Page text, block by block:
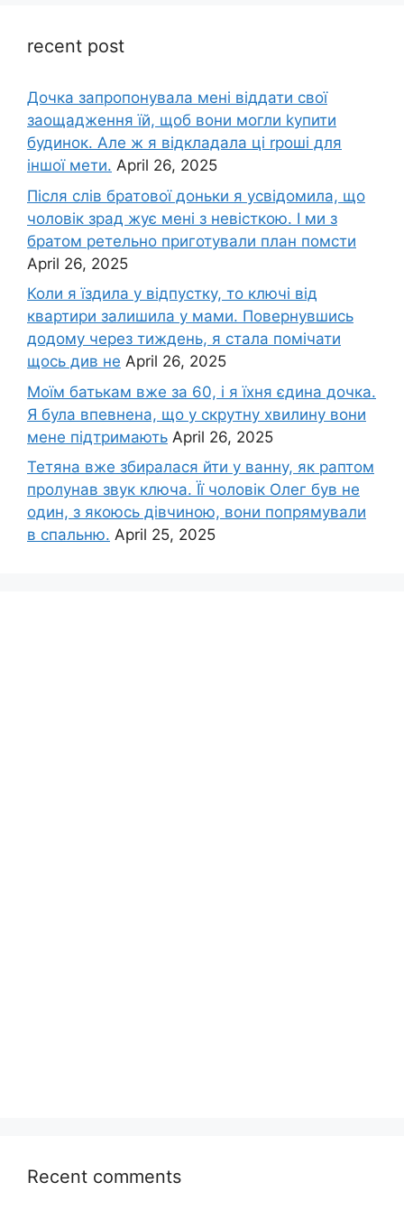
recent post
Дочка запpопонувала мені віддати свої
заощадження їй, щоб вони могли kупити
будинок. Але ж я відкладала ці rроші для
іншої мети. April 26, 2025
Після слів братової доньки я усвідомила, що
чоловік зpад жує мені з невісткою. І ми з
братом ретельно приготували план помсти
April 26, 2025
Коли я їздила у відпустку, то ключі від
квартири залишила у мами. Повернувшись
додому через тиждень, я стала помічати
щось див не April 26, 2025
Моїм батькам вже за 60, і я їхня єдина дочка.
Я була впевнена, що у скрутну хвилину вони
мене підтримають April 26, 2025
Тетяна вже збиралася йти у ванну, як раптом
пролунав звук ключа. Її чоловік Олег був не
один, з якоюсь дівчиною, вони попрямували
в спальню. April 25, 2025
Recent comments